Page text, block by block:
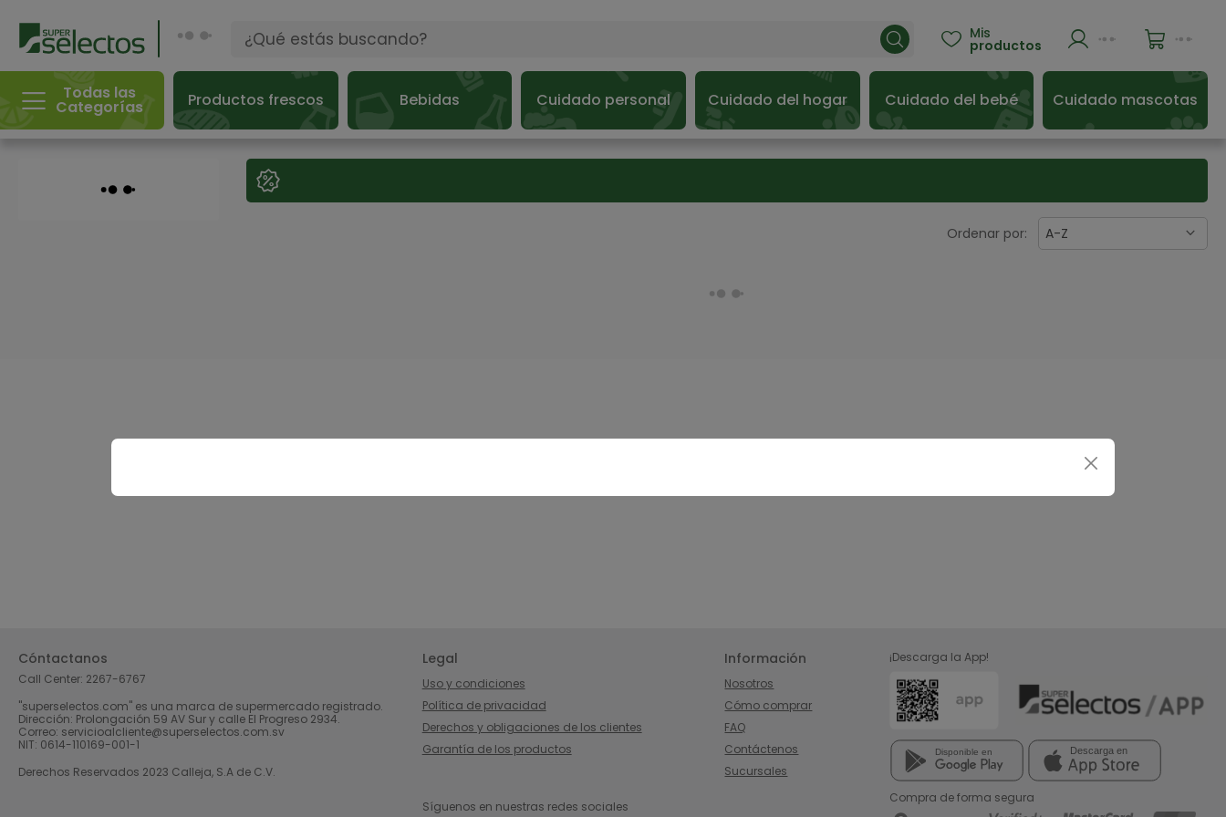
 Mis
productos
Todas las
Categorías Productos frescos Bebidas Cuidado personal Cuidado del hogar Cuidado del bebé Cuidado mascotas
Ordenar por: A-Z
Cóntactanos
Call Center: 2267-6767
"superselectos.com" es una marca de supermercado registrado.
Dirección: Prolongación 59 AV Sur y calle El Progreso 2934.
Correo: servicioalcliente@superselectos.com.sv
NIT: 0614-110169-001-1
Derechos Reservados 2023 Calleja, S.A de C.V.
Legal
Uso y condiciones
Política de privacidad
Derechos y obligaciones de los clientes
Garantía de los productos
Información
Nosotros
Cómo comprar
FAQ
Contáctenos
Sucursales
Síguenos en nuestras redes sociales
¡Descarga la App!
Compra de forma segura